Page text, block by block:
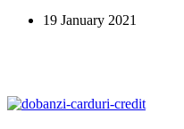
la
19 January 2021